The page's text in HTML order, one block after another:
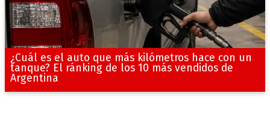
¿Cuál es el auto que más kilómetros hace con un
tanque? El ránking de los 10 más vendidos de
Argentina